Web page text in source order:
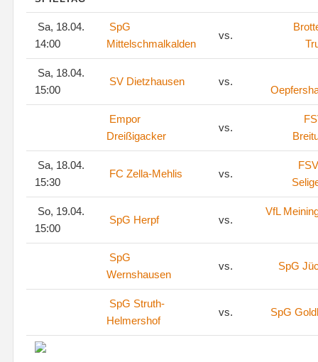
Sa, 18.04.
14:00
SpG
Mittelschmalkalden
vs.
Sa, 18.04.
15:00
SV Dietzhausen vs.
Empor
Dreißigacker
vs.
Sa, 18.04.
15:30
FC Zella-Mehlis vs.
So, 19.04.
15:00
SpG Herpf vs.
VfL
SpG
Wernshausen
vs. SpG
SpG Struth-
Helmershof
vs. SpG